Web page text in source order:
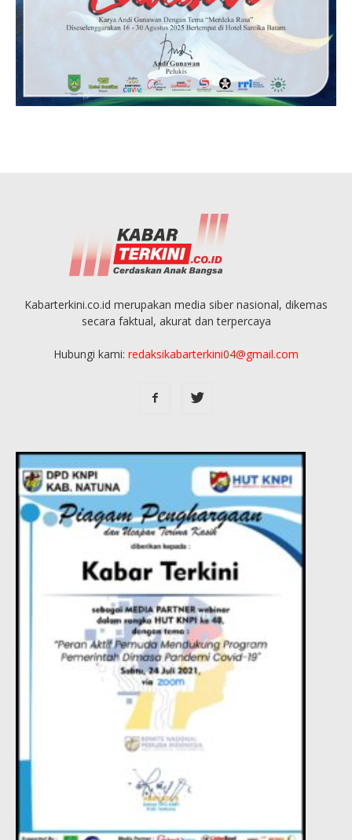
Kabarterkini.co.id merupakan media siber nasional, dikemas
secara faktual, akurat dan terpercaya
Hubungi kami: redaksikabarterkini04@gmail.com